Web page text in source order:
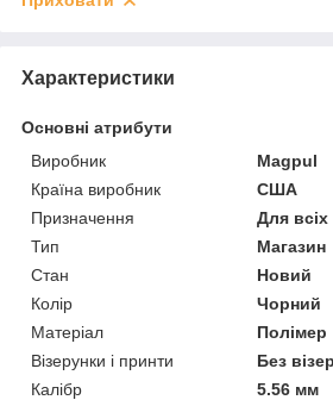
Характеристики
Основні атрибути
Виробник
Magpul
Країна виробник
США
Призначення
Для всіх
Тип
Магазин
Стан
Новий
Колір
Чорний
Матеріал
Полімер
Візерунки і принти
Без
Калібр
5.56 мм